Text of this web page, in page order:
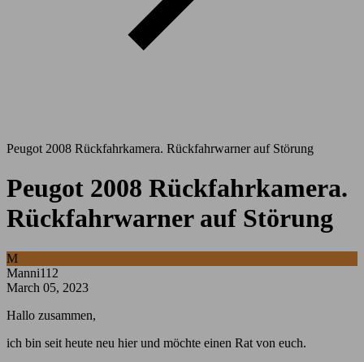
Peugot 2008 Rückfahrkamera. Rückfahrwarner auf Störung
Peugot 2008 Rückfahrkamera.
Rückfahrwarner auf Störung
M
Manni112
March 05, 2023
Hallo zusammen,
ich bin seit heute neu hier und möchte einen Rat von euch.